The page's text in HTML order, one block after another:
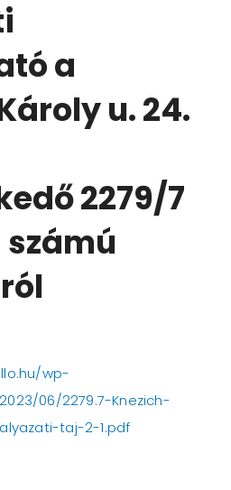
a
u. 24.
2279/7
wp-
06/2279.7-Knezich-
taj-2-1.pdf